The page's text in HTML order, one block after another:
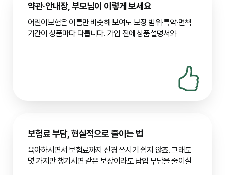
한 번 더 짚어 보시면 좋은 것: 같은어린이보험
상품마다기본 보장과특약의 비중이 달라서, 진단비·
입원일당·수술비처럼 이름만 비슷해도 지급 요건·한도·
에
어떻게 적혀 있는지까지 확인해 두시면 이후 진료·청구 때
단체생활 중 전염병, 외부 활동 중 골절, 화상 등 상해
등 환경성 질환, 성장기 특정 질병(ADHD, 성조숙증) 특약,
치과 치료비 보장을 고려할 수 있습니다.
있습니다. 암, 뇌혈관질환, 심장질환 등 중대 질병 진단비와
함께 유해 물질 노출, 자전거 사고 등 청소년기 특유의
위험에 대비하는 특약이 필요합니다. 성인까지 보장되는
100세 만기 상품도 좋은 선택입니다.
정의를 한 번 확인해 두세요. 아이가 다음 구간으로
넘어가기 전에지금 증권에 어떤 보장이 깔려 있는지
정리해 두시면, 병원 다녀온 뒤 “이게 보장되는지”를
약관·안내장, 부모님이 이렇게 보세요
어린이보험은 이름만 비슷해 보여도 보장 범위·특약·면책
기간이 상품마다 다릅니다. 가입 전에상품설명서와
시간이 날 때 여러 상품의 약관 요약을 나란히 펼쳐 보시고,
좋아요. 우리 아이 나이에 맞는 특약이 들어 있는지, 가입
1
기간 부담비율이 있는지
2
보험료 부담, 현실적으로 줄이는 법
육아하시면서 보험료까지 신경 쓰시기 쉽지 않죠. 그래도
몇 가지만 챙기시면 같은 보장이라도 납입 부담을 줄이실